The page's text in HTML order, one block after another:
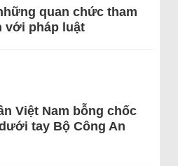
quan chức tham
với pháp luật
Việt Nam bỗng chốc
tay Bộ Công An